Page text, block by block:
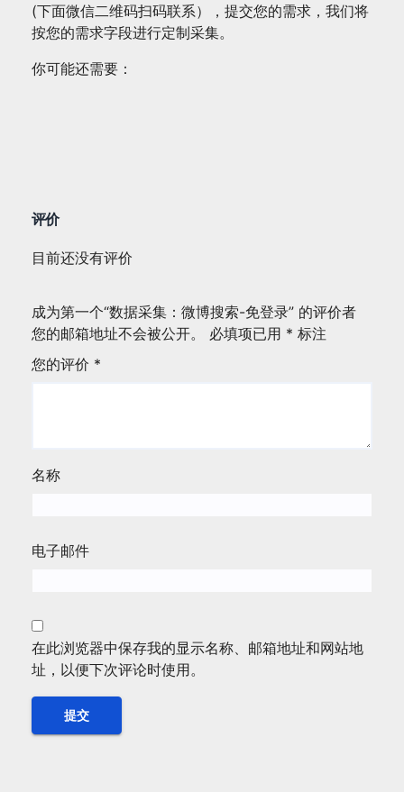
(下面微信二维码扫码联系），提交您的需求，我们将
按您的需求字段进行定制采集。
你可能还需要：
评价
目前还没有评价
成为第一个“数据采集：微博搜索-免登录” 的评价者
您的邮箱地址不会被公开。
必填项已用 * 标注
您的评价 *
名称
电子邮件
在此浏览器中保存我的显示名称、邮箱地址和网站地
址，以便下次评论时使用。